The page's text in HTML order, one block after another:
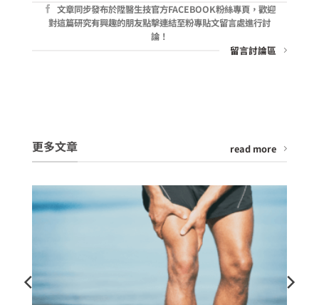
文章同步發布於陞醫生技官方FACEBOOK粉絲專頁，歡迎
對這篇研究有興趣的朋友點擊連結至粉專貼文留言處進行討
論！
留言討論區
更多文章 read more